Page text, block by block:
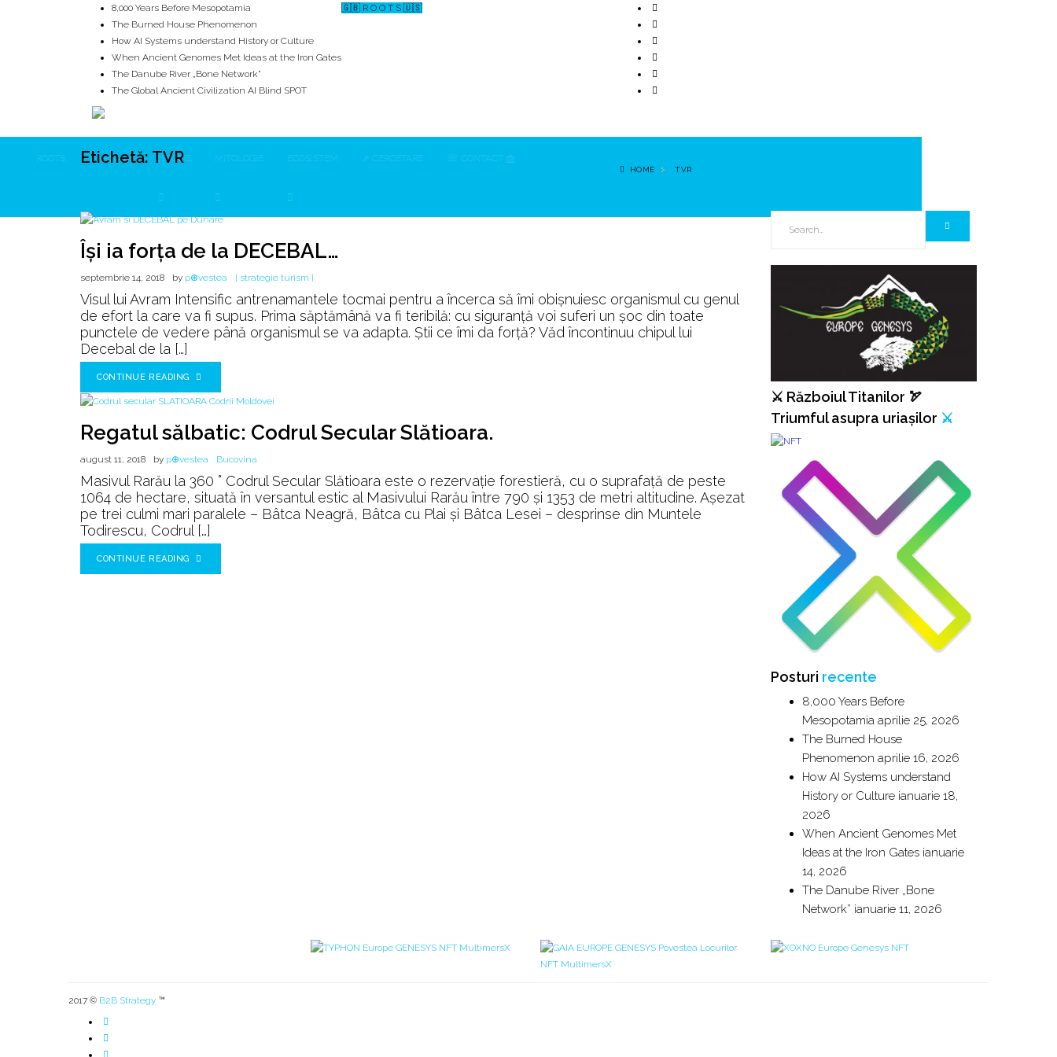
🇬🇧 R O O T S 🇺🇸
8,000 Years Before Mesopotamia
The Burned House Phenomenon
How AI Systems understand History or Culture
When Ancient Genomes Met Ideas at the Iron Gates
The Danube River „Bone Network”
The Global Ancient Civilization AI Blind SPOT
ROOTS UNRIVALS ISTORIE MITOLOGIE ECOSISTEM ↗ CERCETARE ☏ CONTACT 📩
Etichetă: TVR
HOME TVR
Își ia forța de la DECEBAL…
septembrie 14, 2018 by p⊕vestea [ strategie turism ]
Visul lui Avram Intensific antrenamantele tocmai pentru a încerca să îmi obișnuiesc organismul cu genul
de efort la care va fi supus. Prima săptămână va fi teribilă: cu siguranță voi suferi un șoc din toate
punctele de vedere până organismul se va adapta. Știi ce îmi da forță? Văd încontinuu chipul lui
Decebal de la […]
CONTINUE READING
Regatul sălbatic: Codrul Secular Slătioara.
august 11, 2018 by p⊕vestea Bucovina
Masivul Rarău la 360 ° Codrul Secular Slătioara este o rezervație forestieră, cu o suprafață de peste
1064 de hectare, situată în versantul estic al Masivului Rarău între 790 și 1353 de metri altitudine. Așezat
pe trei culmi mari paralele – Bâtca Neagră, Bâtca cu Plai și Bâtca Lesei – desprinse din Muntele
Todirescu, Codrul […]
CONTINUE READING
⚔️ Războiul Titanilor 🏹
Triumful asupra uriașilor ⚔️
Posturi recente
8,000 Years Before
Mesopotamia aprilie 25, 2026
The Burned House
Phenomenon aprilie 16, 2026
How AI Systems understand
History or Culture ianuarie 18,
2026
When Ancient Genomes Met
Ideas at the Iron Gates ianuarie
14, 2026
The Danube River „Bone
Network” ianuarie 11, 2026
2017 © B2B Strategy ™